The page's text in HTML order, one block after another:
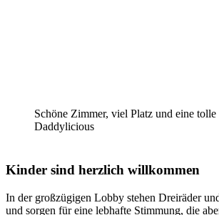
Schöne Zimmer, viel Platz und eine
Daddylicious
Kinder sind herzlich willkommen
In der großzügigen Lobby stehen Dreiräder
und sorgen für eine lebhafte Stimmung, die